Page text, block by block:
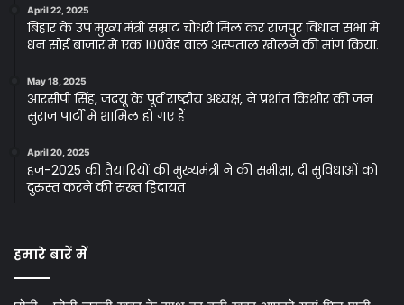
April 22, 2025
बिहार के उप मुख्य मंत्री सम्राट चौधरी मिल कर राजपुर विधान सभा मे
धन सोई बाजार मे एक 100वेड वाल अस्पताल खोलने की मांग किया.
May 18, 2025
आरसीपी सिंह, जदयू के पूर्व राष्ट्रीय अध्यक्ष, ने प्रशांत किशोर की जन
सुराज पार्टी में शामिल हो गए हैं
April 20, 2025
हज-2025 की तैयारियों की मुख्यमंत्री ने की समीक्षा, दी सुविधाओं को
दुरुस्त करने की सख्त हिदायत
हमारे बारें में